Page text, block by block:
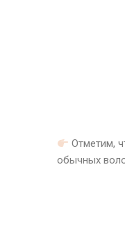
Отметим,
обычных